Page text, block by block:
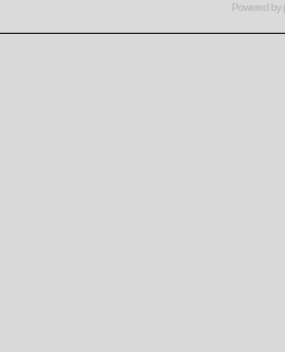
Powered by